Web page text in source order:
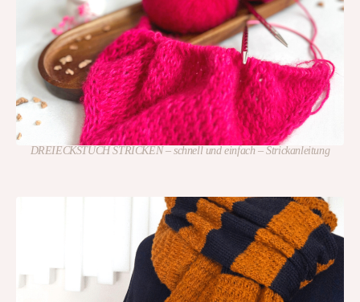
DREIECKSTUCH STRICKEN – schnell und einfach – Strickanleitung